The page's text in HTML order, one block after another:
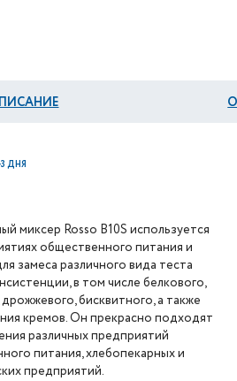
ДНЯ
миксер Rosso B10S используется
общественного питания и
замеса различного вида теста
в том числе белкового,
дрожжевого, бисквитного, а также
кремов. Он прекрасно подходят
различных предприятий
питания, хлебопекарных и
предприятий.